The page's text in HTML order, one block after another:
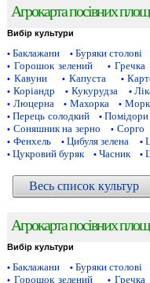
Агрокарта посівних
Вибір культури
• Баклажани • Буряки столові
• Горошок зелений • Гречка
• Кавуни • Капуста •
• Коріандр • Кукурудза •
• Люцерна • Махорка •
• Перець солодкий • Помідори
• Соняшник на зерно • Сорго
• Фенхель • Цибуля зелена •
• Цукровий буряк • Часник •
Весь список культур
Агрокарта посівних
Вибір культури
• Баклажани • Буряки столові
• Горошок зелений • Гречка